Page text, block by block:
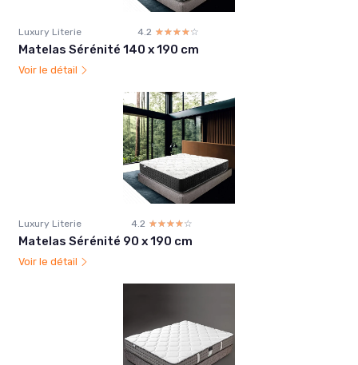
Luxury Literie 4.2 ☆☆☆☆☆
★★★★★
Matelas Sérénité 140 x 190 cm
Voir le détail
Luxury Literie 4.2 ☆☆☆☆☆
★★★★★
Matelas Sérénité 90 x 190 cm
Voir le détail